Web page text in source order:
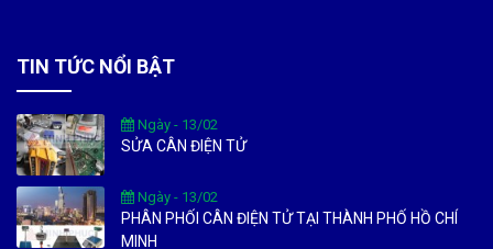
TIN TỨC NỔI BẬT
Ngày - 13/02
SỬA CÂN ĐIỆN TỬ
Ngày - 13/02
PHÂN PHỐI CÂN ĐIỆN TỬ TẠI THÀNH PHỐ HỒ CHÍ
MINH